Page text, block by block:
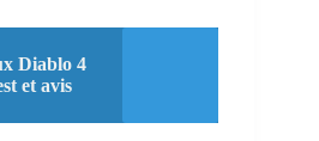
Diablo 4
et avis